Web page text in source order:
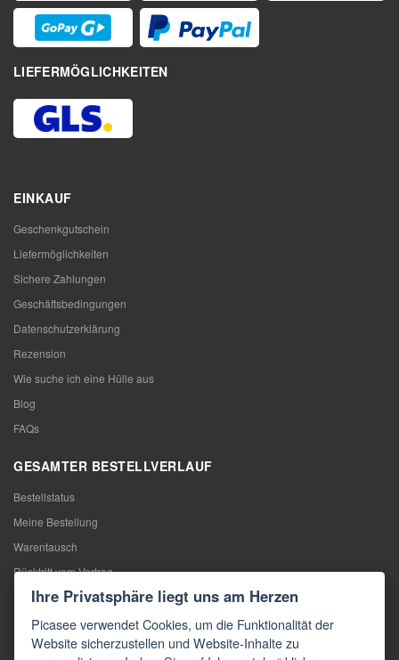
LIEFERMÖGLICHKEITEN
EINKAUF
Geschenkgutschein
Liefermöglichkeiten
Sichere Zahlungen
Geschäftsbedingungen
Datenschutzerklärung
Rezension
Wie suche ich eine Hülle aus
Blog
FAQs
GESAMTER BESTELLVERLAUF
Bestellstatus
Meine Bestellung
Warentausch
Rücktritt vom Vertrag
Reklamation
KONTAKTE
Ihre Privatsphäre liegt uns am Herzen
Picasee verwendet Cookies, um die Funktionalität der
Website sicherzustellen und Website-Inhalte zu